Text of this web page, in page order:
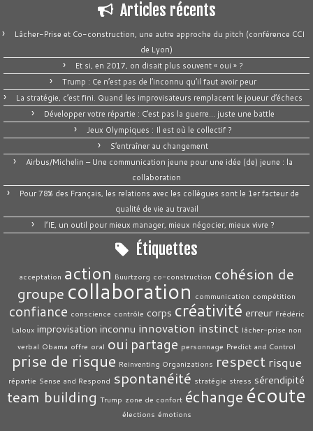
Articles récents
Lâcher-Prise et Co-construction, une autre approche du pitch (conférence CCI
de Lyon)
Et si, en 2017, on disait plus souvent « oui » ?
Trump : Ce n’est pas de l’inconnu qu’il faut avoir peur
La stratégie, c’est fini. Quand les improvisateurs remplacent le joueur d’échecs
Développer votre répartie : C’est pas la guerre… juste une battle
Jeux Olympiques : Il est où le collectif ?
S’entraîner au changement
Airbus/Michelin – Une communication jeune pour une idée (de) jeune : la
collaboration
Pour 78% des Français, les relations avec les collègues sont le 1er facteur de
qualité de vie au travail
l’IE, un outil pour mieux manager, mieux négocier, mieux vivre ?
Étiquettes
acceptation action Buurtzorg co-construction cohésion de
groupe collaboration communication compétition
confiance conscience contrôle corps créativité erreur Frédéric
Laloux improvisation inconnu innovation instinct lâcher-prise non
verbal Obama offre oral oui partage personnage Predict and Control
prise de risque Reinventing Organizations respect risque
répartie Sense and Respond spontanéité stratégie stress sérendipité
team building Trump zone de confort échange écoute
élections émotions